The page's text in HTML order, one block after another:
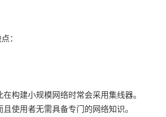
：
构建小规模网络时常会采用集线器。
使用者无需具备专门的网络知识。